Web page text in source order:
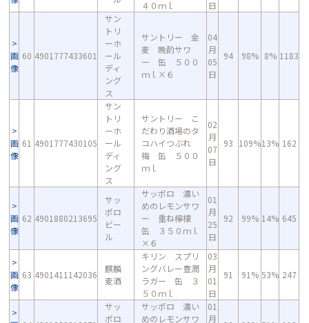
４０ｍｌ 日
画
像
60 4901777433601
サン
トリ
ーホ
ール
ディ
ング
ス
サントリー 金
麦 晩酌サワ
ー 缶 ５００
ｍｌ×６
04
月
05
日
94 98% 8% 1183
画
像
61 4901777430105
サン
トリ
ーホ
ール
ディ
ング
ス
サントリー こ
だわり酒場のタ
コハイつぶれ
梅 缶 ５００
ｍｌ
02
月
07
日
93 109%13% 162
画
像
62 4901880213695
サッ
ポロ
ビー
ル
サッポロ 濃い
めのレモンサワ
ー 重ね檸檬
缶 ３５０ｍｌ
×６
01
月
25
日
92 99% 14% 645
画
像
63 4901411142036
麒麟
麦酒
キリン スプリ
ングバレー豊潤
ラガー 缶 ３
５０ｍｌ
03
月
01
日
91 91% 53% 247
サッ
ポロ
サッポロ 濃い
めのレモンサワ
01
月